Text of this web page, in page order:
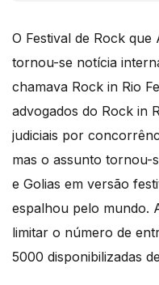
O Festival de Rock
tornou-se notícia
chamava Rock in Rio
advogados do Rock in
judiciais por
mas o assunto tornou-
e Golias em versão
espalhou pelo mundo.
limitar o número de
5000 disponibilizadas